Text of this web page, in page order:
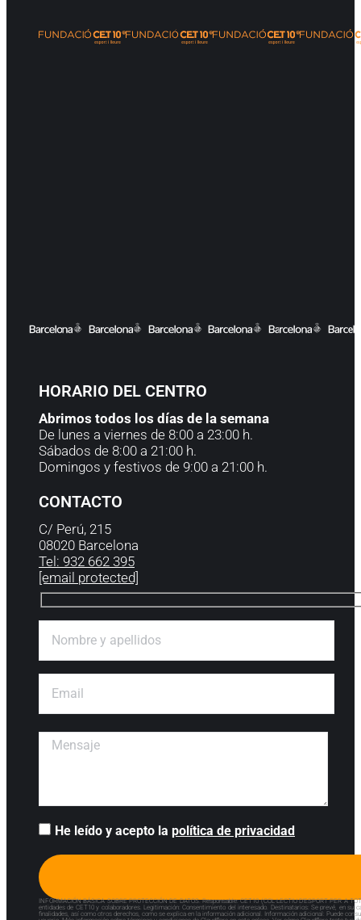
HORARIO DEL CENTRO
Abrimos todos los días de la semana
De lunes a viernes de 8:00 a 23:00 h.
Sábados de 8:00 a 21:00 h.
Domingos y festivos de 9:00 a 21:00 h.
CONTACTO
C/ Perú, 215
08020 Barcelona
Tel: 932 662 395
[email protected]
He leído y acepto la política de privacidad
INFORMACIÓN BÁSICA SOBRE PROTECCIÓN DE DATOS. Responsable: CET10 (COL·LECTIU D’ESPORT
entidades de CET10 y colaboradores. Legitimación: Consentimiento del interesado. Destinatarios: Se prevé, en
finalidades, así como otros derechos, como se explica en la información adicional. Información adicional: Puede